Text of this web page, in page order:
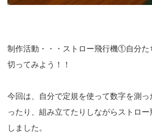
制作活動・・・ストロー飛行機①自分た
切ってみよう！！
今回は、自分で定規を使って数字を測っ
ったり、組み立てたりしながらストロ
しました。